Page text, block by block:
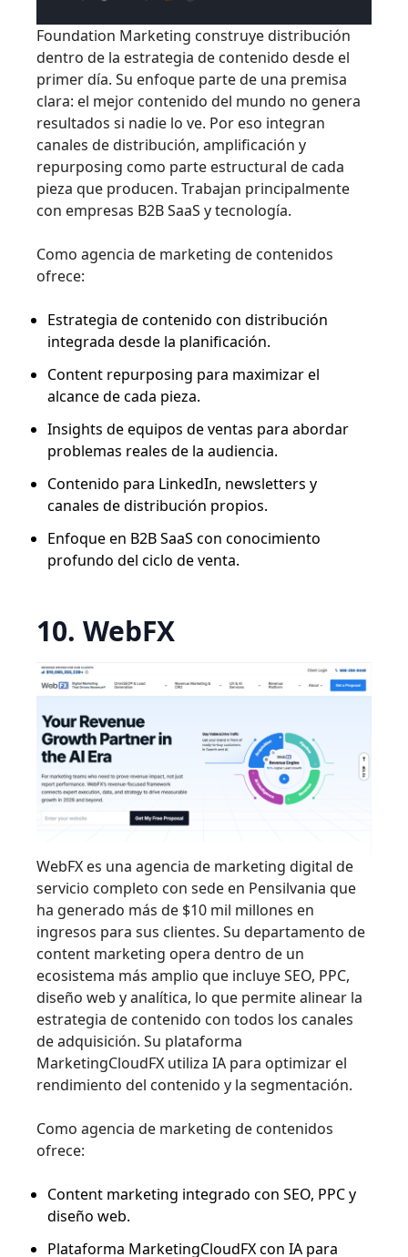
Foundation Marketing construye distribución
dentro de la estrategia de contenido desde el
primer día. Su enfoque parte de una premisa
clara: el mejor contenido del mundo no genera
resultados si nadie lo ve. Por eso integran
canales de distribución, amplificación y
repurposing como parte estructural de cada
pieza que producen. Trabajan principalmente
con empresas B2B SaaS y tecnología.
Como agencia de marketing de contenidos
ofrece:
Estrategia de contenido con distribución
integrada desde la planificación.
Content repurposing para maximizar el
alcance de cada pieza.
Insights de equipos de ventas para abordar
problemas reales de la audiencia.
Contenido para LinkedIn, newsletters y
canales de distribución propios.
Enfoque en B2B SaaS con conocimiento
profundo del ciclo de venta.
10. WebFX
WebFX es una agencia de marketing digital de
servicio completo con sede en Pensilvania que
ha generado más de $10 mil millones en
ingresos para sus clientes. Su departamento de
content marketing opera dentro de un
ecosistema más amplio que incluye SEO, PPC,
diseño web y analítica, lo que permite alinear la
estrategia de contenido con todos los canales
de adquisición. Su plataforma
MarketingCloudFX utiliza IA para optimizar el
rendimiento del contenido y la segmentación.
Como agencia de marketing de contenidos
ofrece:
Content marketing integrado con SEO, PPC y
diseño web.
Plataforma MarketingCloudFX con IA para